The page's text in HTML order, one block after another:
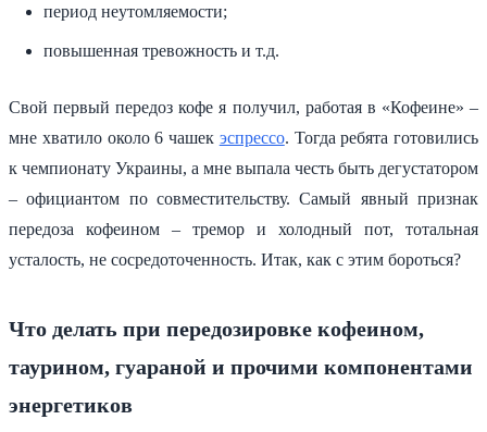
период неутомляемости;
повышенная тревожность и т.д.
Свой первый передоз кофе я получил, работая в «Кофеине» –
мне хватило около 6 чашек эспрессо. Тогда ребята готовились
к чемпионату Украины, а мне выпала честь быть дегустатором
– официантом по совместительству. Самый явный признак
передоза кофеином – тремор и холодный пот, тотальная
усталость, не сосредоточенность. Итак, как с этим бороться?
Что делать при передозировке кофеином,
таурином, гуараной и прочими компонентами
энергетиков